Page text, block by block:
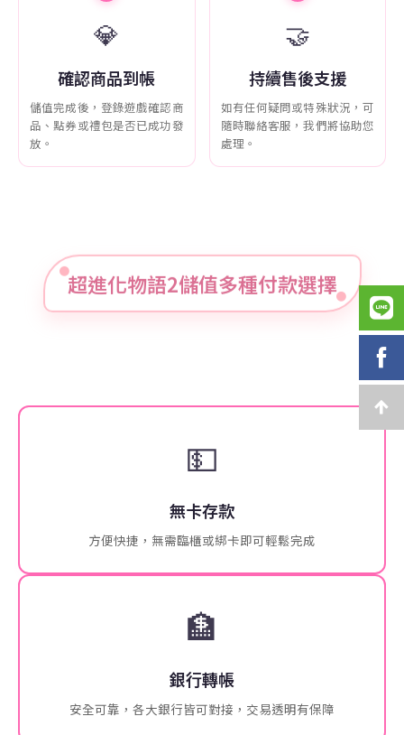
💎
確認商品到帳
儲值完成後，登錄遊戲確認商
品、點券或禮包是否已成功發
放。
🤝
持續售後支援
如有任何疑問或特殊狀況，可
隨時聯絡客服，我們將協助您
處理。
超進化物語2儲值多種付款選擇
💵
無卡存款
方便快捷，無需臨櫃或綁卡即可輕鬆完成
🏦
銀行轉帳
安全可靠，各大銀行皆可對接，交易透明有保障